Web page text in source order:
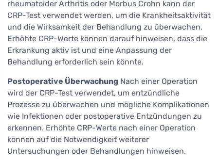
rheumatoider Arthritis oder Morbus Crohn kann der
CRP-Test verwendet werden, um die Krankheitsaktivität
und die Wirksamkeit der Behandlung zu überwachen.
Erhöhte CRP-Werte können darauf hinweisen, dass die
Erkrankung aktiv ist und eine Anpassung der
Behandlung erforderlich sein könnte.
Postoperative Überwachung Nach einer Operation
wird der CRP-Test verwendet, um entzündliche
Prozesse zu überwachen und mögliche Komplikationen
wie Infektionen oder postoperative Entzündungen zu
erkennen. Erhöhte CRP-Werte nach einer Operation
können auf die Notwendigkeit weiterer
Untersuchungen oder Behandlungen hinweisen.